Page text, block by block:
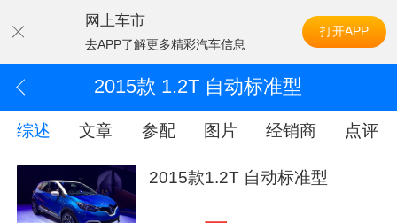
网上车市
去APP了解更多精彩汽车信息
打开APP
2015款 1.2T 自动标准型
综述 文章 参配 图片 经销商 点评
2015款1.2T 自动标准型